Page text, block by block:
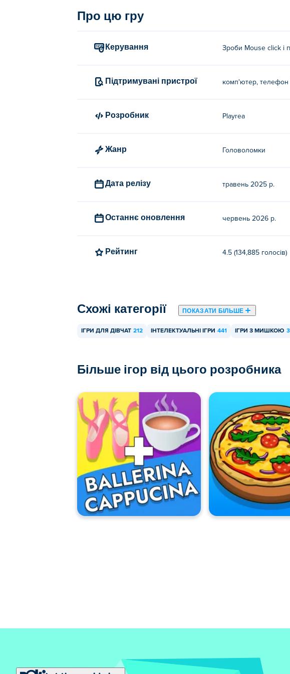
Клацніть і перетягніть елемент пазла, а потім
Як я можу грати в Brainrot Puzzle безкоштовно?
Чи можу я грати в Brainrot Puzzle на мобільних
У гру Brainrot Puzzle можна грати на комп'ютері та
Про цю гру
Керування Зроби Mouse click і
Підтримувані пристрої комп'ютер, телефон
Розробник Playrea
Жанр Головоломки
Дата релізу травень 2025 р.
Останнє оновлення червень 2026 р.
Рейтинг 4.5 (134,885 голосів)
Схожі категорії ПОКАЗАТИ БІЛЬШЕ
ІГРИ ДЛЯ ДІВЧАТ 212 ІНТЕЛЕКТУАЛЬНІ ІГРИ 441 ІГРИ З МИШКОЮ
Більше ігор від цього розробника